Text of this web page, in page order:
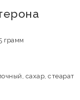
грамм
сахар, стеарат